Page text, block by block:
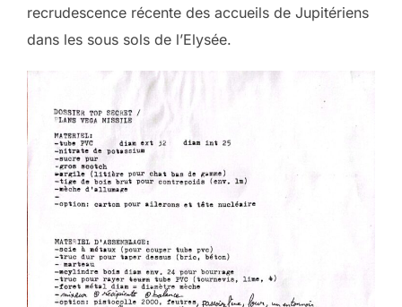
recrudescence récente des accueils de Jupitériens
dans les sous sols de l’Elysée.